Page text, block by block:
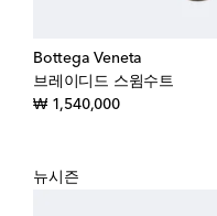
Bottega Veneta
브레이디드 스윔수트
₩ 1,540,000original price
뉴시즌